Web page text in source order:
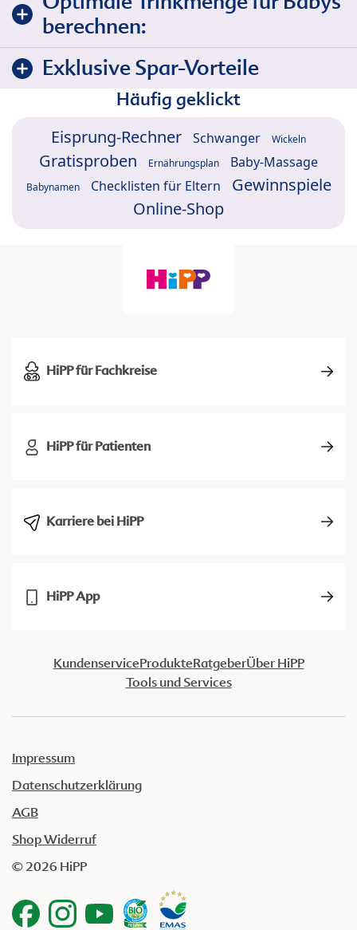
berechnen:
Exklusive Spar-Vorteile
Häufig geklickt
Eisprung-Rechner Schwanger Wickeln
Gratisproben Ernährungsplan Baby-Massage
Babynamen Checklisten für Eltern
Gewinnspiele
Online-Shop
HiPP für Fachkreise
HiPP für Patienten
Karriere bei HiPP
HiPP App
KundenserviceProdukteRatgeberÜber HiPP
Tools und Services
Impressum
Datenschutzerklärung
AGB
Shop Widerruf
© 2026 HiPP